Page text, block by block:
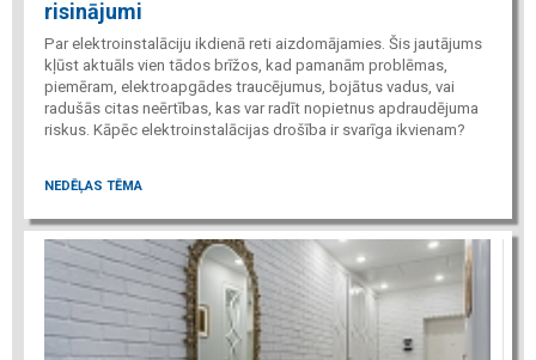
risinājumi
Par elektroinstalāciju ikdienā reti aizdomājamies. Šis jautājums
kļūst aktuāls vien tādos brīžos, kad pamanām problēmas,
piemēram, elektroapgādes traucējumus, bojātus vadus, vai
radušās citas neērtības, kas var radīt nopietnus apdraudējuma
riskus. Kāpēc elektroinstalācijas drošība ir svarīga ikvienam?
NEDĒĻAS TĒMA